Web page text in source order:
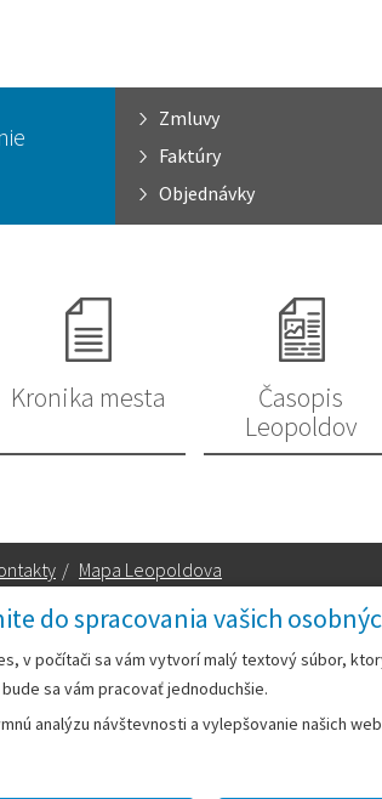
do spracovania vašich
v počítači sa vám vytvorí malý textový súbor,
sa vám pracovať jednoduchšie.
analýzu návštevnosti a vylepšovanie našich
Zmluvy
Faktúry
Objednávky
Kronika mesta
Časopis
Leopoldov
/ Mapa Leopoldova
Leopoldov
1818/2A